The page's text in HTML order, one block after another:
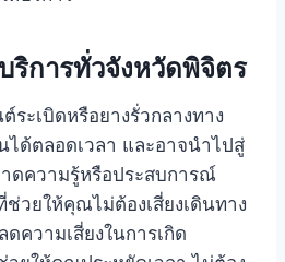
การทั่วจังหวัดพิจิตร
ระเบิดหรือยางรั่วกลางทาง
ได้ตลอดเวลา และอาจนำไปสู่
ดความรู้หรือประสบการณ์
วยให้คุณไม่ต้องเสี่ยงเดินทาง
ความเสี่ยงในการเกิด